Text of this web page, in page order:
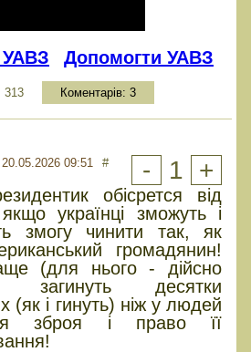
Допомогти УАВЗ
313 Коментарів: 3
20.05.2026 09:51 # - 1 +
обісрется від
українці зможуть і
змогу чинити так, як
громадянин!
(для нього - дійсно
загинуть десятки
(як і гинуть) ніж у людей
зброя і право її